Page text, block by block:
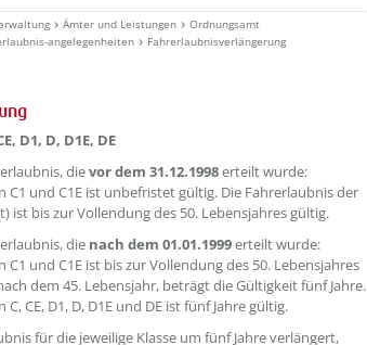
Ämter und Leistungen
Ordnungsamt
angelegenheiten Fahrerlaubnisverlängerung
D1, D, D1E, DE
dievor dem 31.12.1998erteilt wurde:
C1 und C1E ist unbefristet gültig. Die Fahrerlaubnis der
ist bis zur Vollendung des 50. Lebensjahres gültig.
die nach dem 01.01.1999erteilt wurde:
C1 und C1E ist bis zur Vollendung des 50. Lebensjahres
dem 45. Lebensjahr, beträgt die Gültigkeit fünf Jahre.
CE, D1, D, D1E und DE ist fünf Jahre gültig.
für die jeweilige Klasse um fünf Jahre verlängert,